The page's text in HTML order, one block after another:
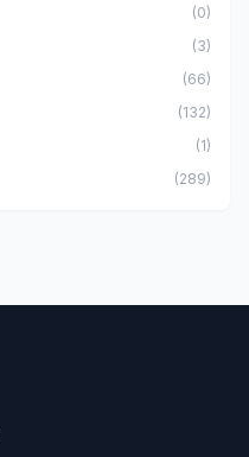
(0)
(3)
(66)
(132)
(1)
(289)